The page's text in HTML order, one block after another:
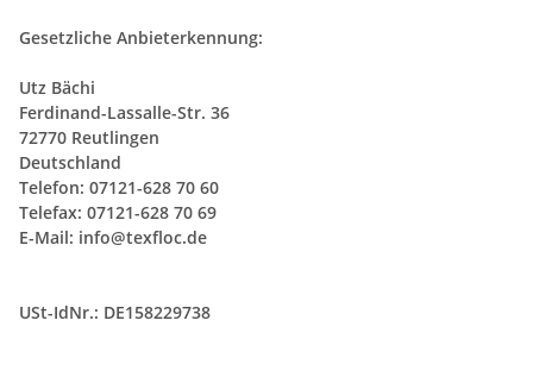
Gesetzliche Anbieterkennung:
Utz Bächi
Ferdinand-Lassalle-Str. 36
72770 Reutlingen
Deutschland
Telefon: 07121-628 70 60
Telefax: 07121-628 70 69
E-Mail: info@texfloc.de
USt-IdNr.: DE158229738